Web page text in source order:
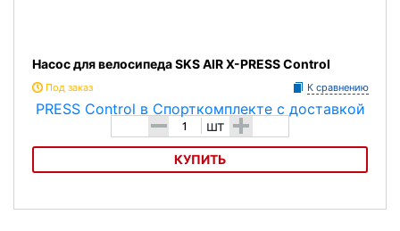
Насос для велосипеда SKS AIR X-PRESS Control
Под заказ К сравнению
- шт +
КУПИТЬ